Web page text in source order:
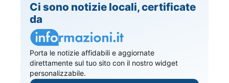
Ci sono notizie locali, certificate
da
Porta le notizie affidabili e aggiornate
direttamente sul tuo sito con il nostro widget
personalizzabile.